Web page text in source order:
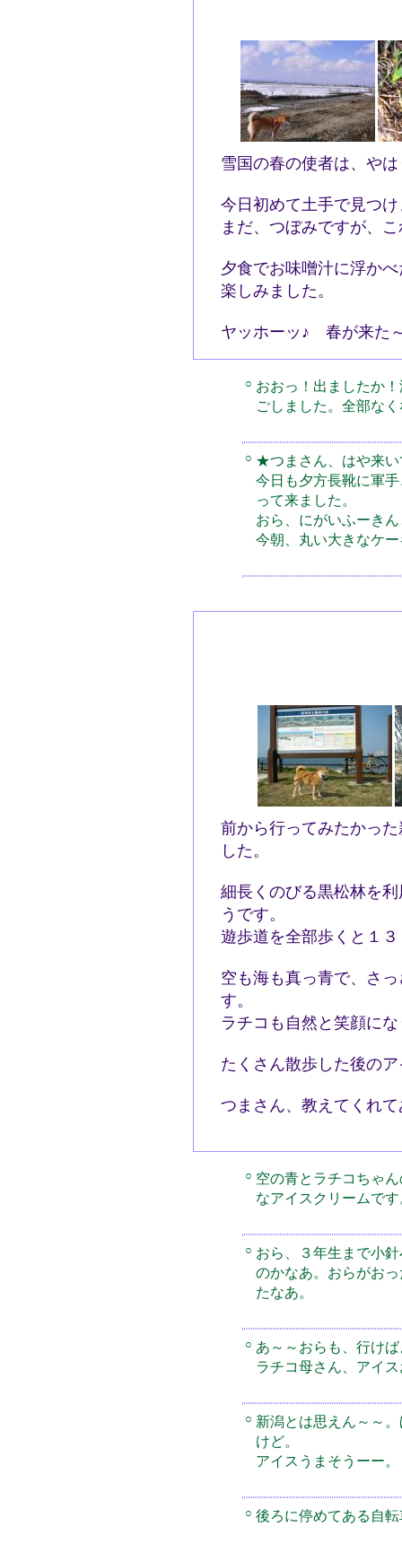
雪国の春の使者は、や
今日初めて土手で見つ
まだ、つぼみですが、
夕食でお味噌汁に浮か
楽しみました。
ヤッホーッ♪ 春が来
○ おおっ！出ましたか
ごしました。全部な
○ ★つまさん、はや来い
今日も夕方長靴に軍
って来ました。
おら、にがいふーき
今朝、丸い大きなケ
前から行ってみたかっ
した。
細長くのびる黒松林を
うです。
遊歩道を全部歩くと１
空も海も真っ青で、さ
す。
ラチコも自然と笑顔に
たくさん散歩した後の
つまさん、教えてくれ
○ 空の青とラチコちゃ
なアイスクリームで
○ おら、３年生まで小
のかなあ。おらがお
たなあ。
○ あ～～おらも、行け
ラチコ母さん、アイ
○ 新潟とは思えん～～
けど。
アイスうまそうーー。
○ 後ろに停めてある自